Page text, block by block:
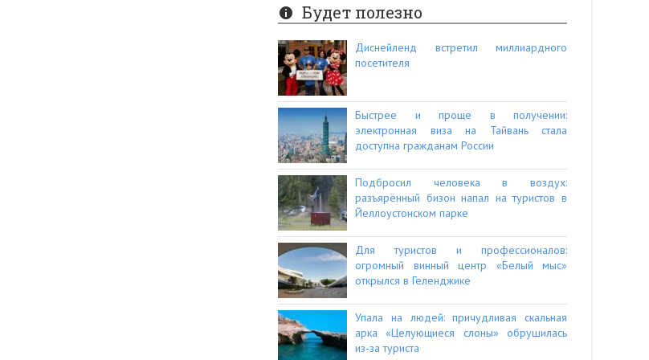
Будет полезно
Диснейленд встретил миллиардного
посетителя
Быстрее и проще в получении:
электронная виза на Тайвань стала
доступна гражданам России
Подбросил человека в воздух:
разъярённый бизон напал на туристов в
Йеллоустонском парке
Для туристов и профессионалов:
огромный винный центр «Белый мыс»
открылся в Геленджике
Упала на людей: причудливая скальная
арка «Целующиеся слоны» обрушилась
из-за туриста